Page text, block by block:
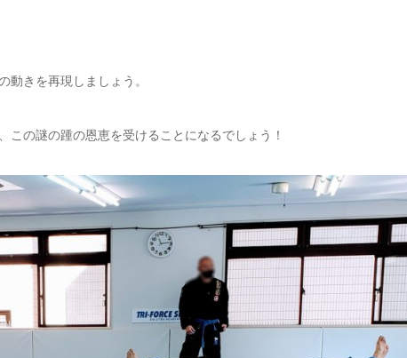
動きを再現しましょう。
の謎の踵の恩恵を受けることになるでしょう！